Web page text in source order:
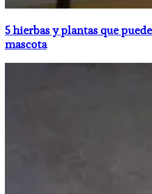
5 hierbas y plantas que
mascota